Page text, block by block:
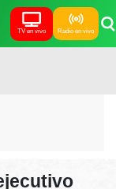
TV en vivo Radio en vivo